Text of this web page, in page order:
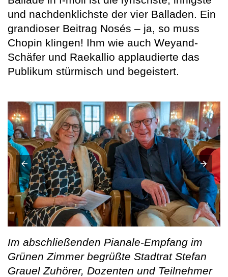
und nachdenklichste der vier Balladen. Ein
grandioser Beitrag Nosés – ja, so muss
Chopin klingen! Ihm wie auch Weyand-
Schäfer und Raekallio applaudierte das
Publikum stürmisch und begeistert.
Im abschließenden Pianale-Empfang im
Grünen Zimmer begrüßte Stadtrat Stefan
Grauel Zuhörer, Dozenten und Teilnehmer